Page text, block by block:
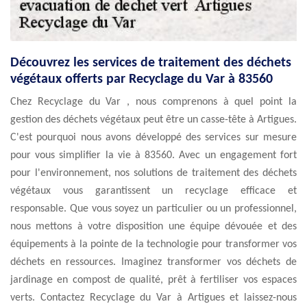
Découvrez les services de traitement des déchets
végétaux offerts par Recyclage du Var à 83560
Chez Recyclage du Var , nous comprenons à quel point la
gestion des déchets végétaux peut être un casse-tête à Artigues.
C'est pourquoi nous avons développé des services sur mesure
pour vous simplifier la vie à 83560. Avec un engagement fort
pour l'environnement, nos solutions de traitement des déchets
végétaux vous garantissent un recyclage efficace et
responsable. Que vous soyez un particulier ou un professionnel,
nous mettons à votre disposition une équipe dévouée et des
équipements à la pointe de la technologie pour transformer vos
déchets en ressources. Imaginez transformer vos déchets de
jardinage en compost de qualité, prêt à fertiliser vos espaces
verts. Contactez Recyclage du Var à Artigues et laissez-nous